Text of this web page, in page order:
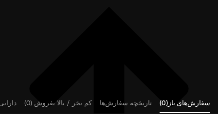
سفارش‌های باز(0) تاریخچه سفارش‌ها کم بخر / بالا بفروش (0)